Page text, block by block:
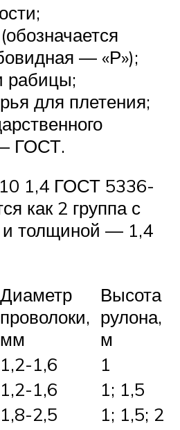
— «Р»);
рабицы;
для плетения;
ГОСТ.
1,4 ГОСТ 5336-
как 2 группа с
толщиной — 1,4
Диаметр
проволоки,
мм
Высота
рулона,
м
1,2-1,6
1
1,2-1,6
1; 1,5
1,8-2,5
1; 1,5; 2